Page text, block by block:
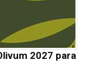
2027 para